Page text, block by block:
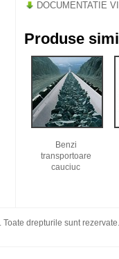
DOCUMENTATIE
Produse
Benzi
transportoare
cauciuc
. Toate drepturile sunt rezervate.